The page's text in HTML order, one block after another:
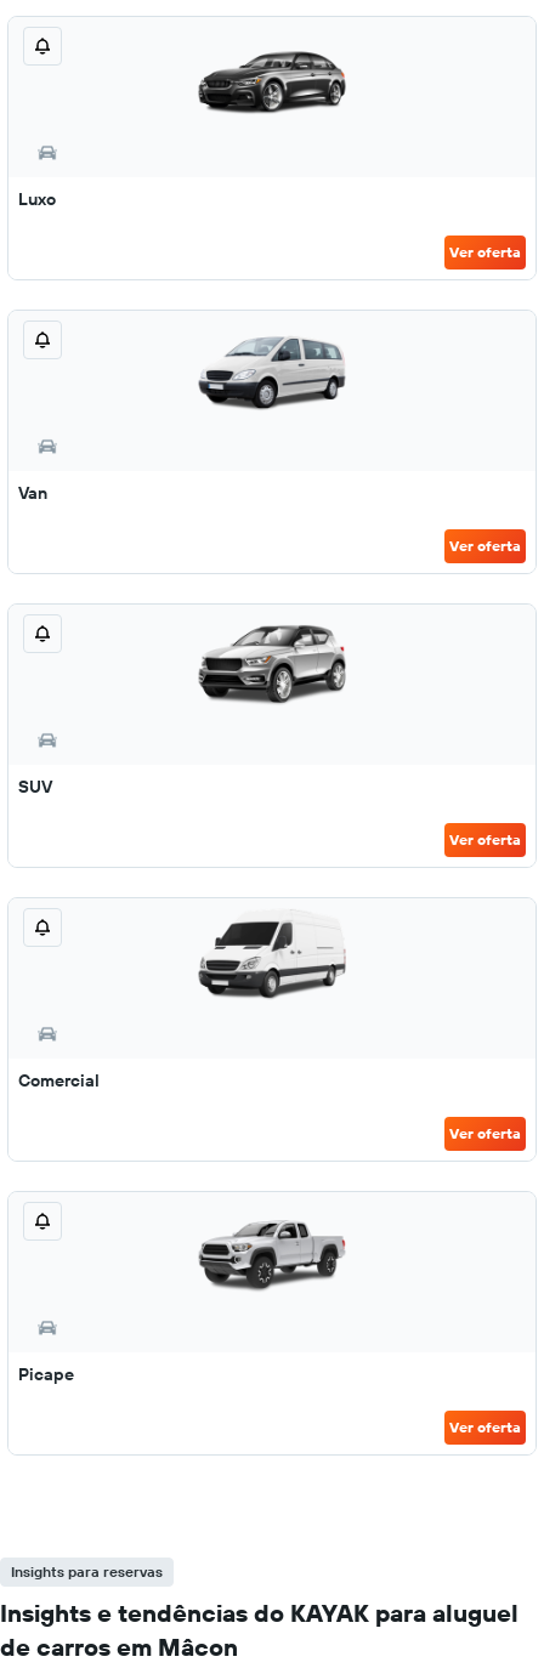
Luxo
Ver oferta
Van
Ver oferta
SUV
Ver oferta
Comercial
Ver oferta
Picape
Ver oferta
Insights para reservas
Insights e tendências do KAYAK para aluguel
de carros em Mâcon